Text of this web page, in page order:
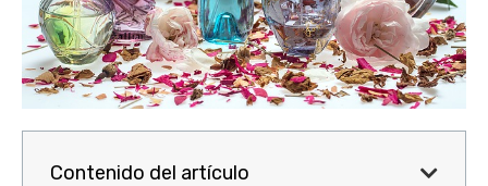
Contenido del artículo